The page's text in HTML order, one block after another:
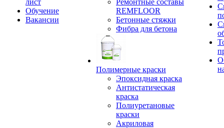
лист
Обучение
Вакансии
Ремонтные составы
REMFLOOR
Бетонные стяжки
Фибра для бетона
Полимерные краски
Эпоксидная краска
Антистатическая
краска
Полиуретановые
краски
Акриловая